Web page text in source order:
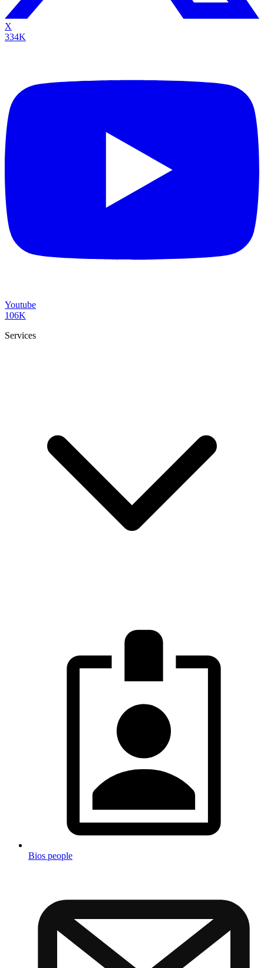
X
334K
Youtube
106K
Services
Bios people